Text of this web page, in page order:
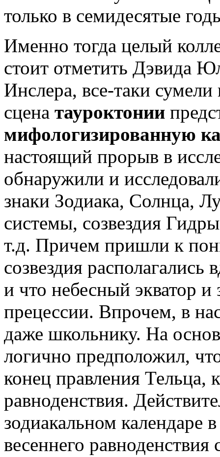
только в семидесятые
Именно тогда целый
стоит отметить Дэвида
Инслера, все-таки
сцена тауроктонии
мифологизированную
настоящий прорыв в
обнаружили и
знаки Зодиака, Солнца,
системы, созвездия
т.д. Причем пришли к
созвездия располагались
и что небесный экватор и
прецессии. Впрочем, в
даже школьнику. На
логично предположил,
конец правления Тельца,
равноденствия.
зодиакальном календаре
весеннего